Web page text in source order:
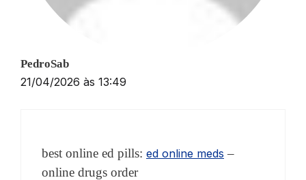
PedroSab
21/04/2026 às 13:49
best online ed pills: ed online meds –
online drugs order